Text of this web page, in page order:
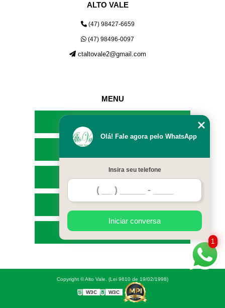
ALTO VALE
(47) 98427-6659
(47) 98496-0097
ctaltovale2@gmail.com
MENU
SERVIÇOS
MAPA DO SITE
Copyright © Alto Vale. (Lei 9610 de 19/02/1998)
W3C W3C
1
Olá! Fale agora pelo WhatsApp
Insira seu telefone
Iniciar conversa